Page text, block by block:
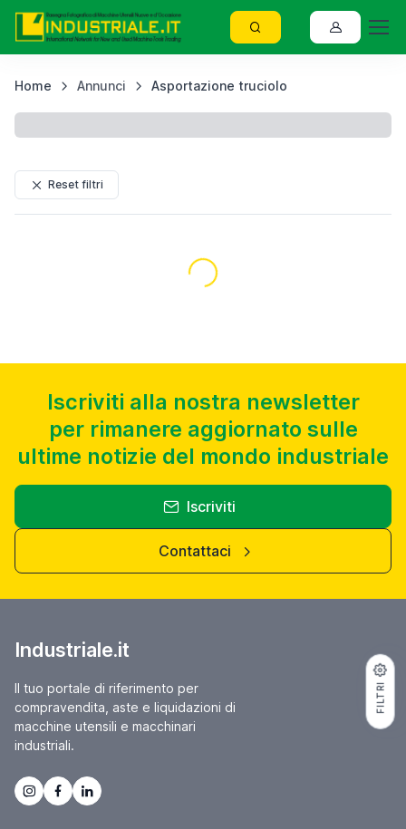
Home Annunci Asportazione truciolo
Reset filtri
Caricamento...
Iscriviti alla nostra newsletter
per rimanere aggiornato sulle
ultime notizie del mondo industriale
Iscriviti
Contattaci
Industriale.it
Il tuo portale di riferimento per
compravendita, aste e liquidazioni di
macchine utensili e macchinari
industriali.
FILTRI